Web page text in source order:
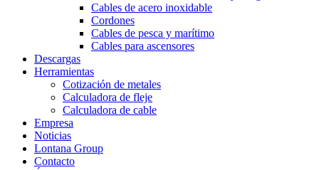
Cables de acero inoxidable
Cordones
Cables de pesca y marítimo
Cables para ascensores
Descargas
Herramientas
Cotización de metales
Calculadora de fleje
Calculadora de cable
Empresa
Noticias
Lontana Group
Contacto